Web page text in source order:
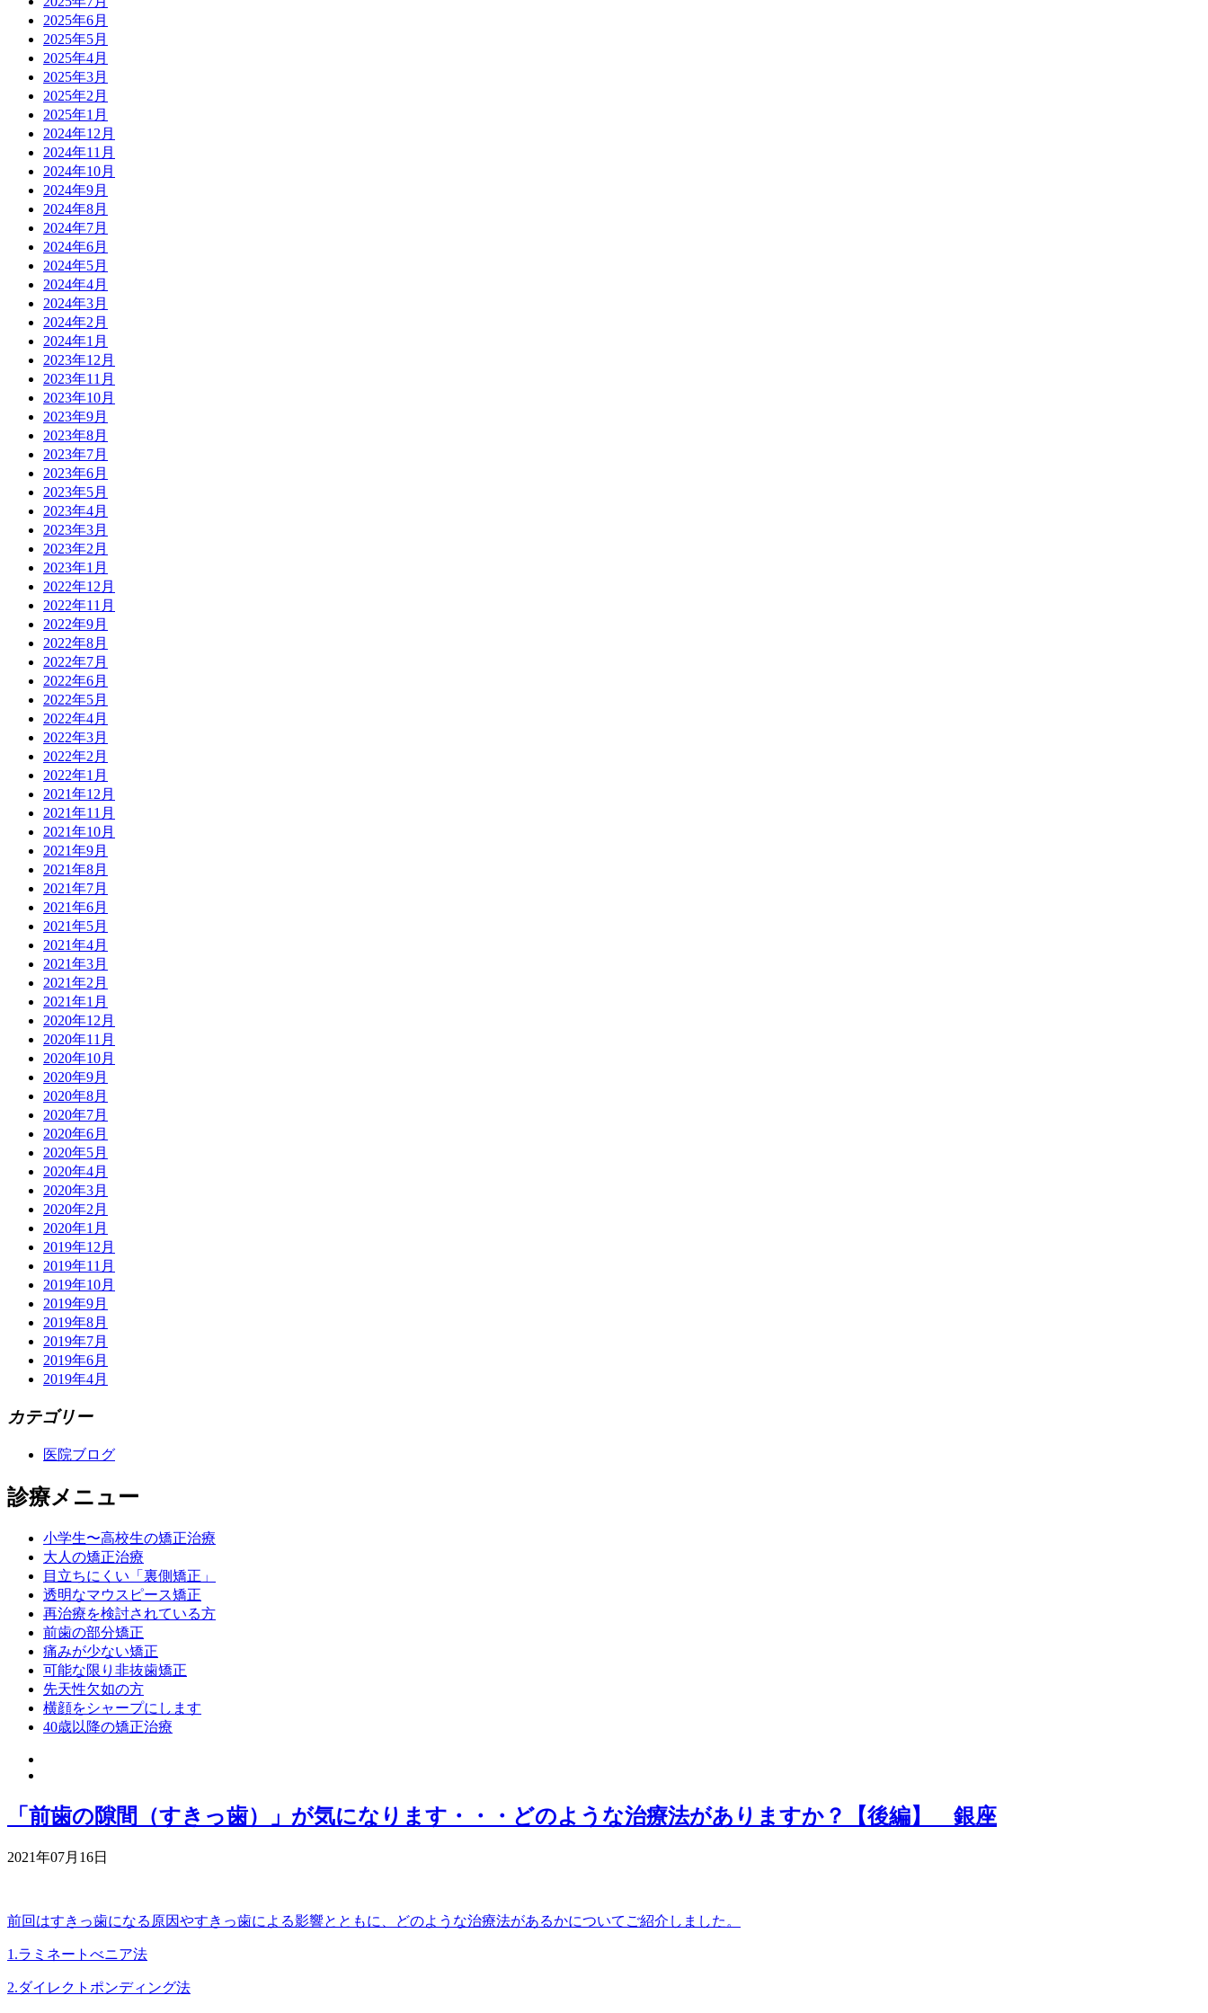
2025年6月
2025年5月
2025年4月
2025年3月
2025年2月
2025年1月
2024年12月
2024年11月
2024年10月
2024年9月
2024年8月
2024年7月
2024年6月
2024年5月
2024年4月
2024年3月
2024年2月
2024年1月
2023年12月
2023年11月
2023年10月
2023年9月
2023年8月
2023年7月
2023年6月
2023年5月
2023年4月
2023年3月
2023年2月
2023年1月
2022年12月
2022年11月
2022年9月
2022年8月
2022年7月
2022年6月
2022年5月
2022年4月
2022年3月
2022年2月
2022年1月
2021年12月
2021年11月
2021年10月
2021年9月
2021年8月
2021年7月
2021年6月
2021年5月
2021年4月
2021年3月
2021年2月
2021年1月
2020年12月
2020年11月
2020年10月
2020年9月
2020年8月
2020年7月
2020年6月
2020年5月
2020年4月
2020年3月
2020年2月
2020年1月
2019年12月
2019年11月
2019年10月
2019年9月
2019年8月
2019年7月
2019年6月
2019年4月
カテゴリー
医院ブログ
診療メニュー
小学生〜高校生の矯正治療
大人の矯正治療
目立ちにくい「裏側矯正」
透明なマウスピース矯正
再治療を検討されている方
前歯の部分矯正
痛みが少ない矯正
可能な限り非抜歯矯正
先天性欠如の方
横顔をシャープにします
40歳以降の矯正治療
「前歯の隙間（すきっ歯）」が気になります・・・どのような治療法がありますか？【後編】 銀座
2021年07月16日
前回はすきっ歯になる原因やすきっ歯による影響とともに、どのような治療法があるかについてご紹介しました。
1.ラミネートべニア法
2.ダイレクトポンディング法